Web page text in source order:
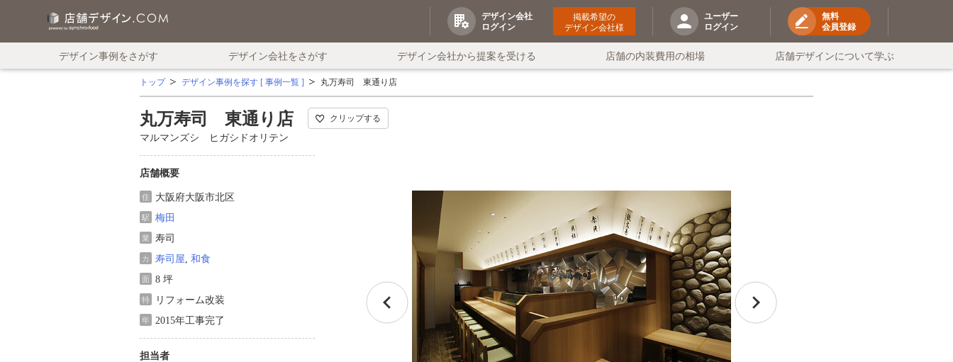
デザイン会社
ログイン
掲載希望の
デザイン会社様
ユーザー
ログイン
無料
会員登録
デザイン事例をさがす デザイン会社をさがす デザイン会社から提案を受ける 店舗の内装費用の相場 店舗デザインについて学ぶ
トップ デザイン事例を探す [ 事例一覧 ] 丸万寿司 東通り店
丸万寿司 東通り店
マルマンズシ ヒガシドオリテン
クリップする
店舗概要
住 大阪府大阪市北区
駅 梅田
業 寿司
カ 寿司屋, 和食
面 8 坪
特 リフォーム改装
年 2015年工事完了
担当者